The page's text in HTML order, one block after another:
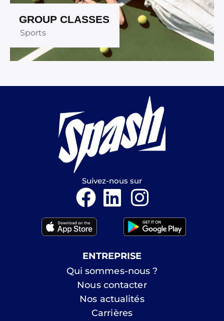
GROUP CLASSES
Sports
Suivez-nous sur
ENTREPRISE
Qui sommes-nous ?
Nous contacter
Nos actualités
Carrières